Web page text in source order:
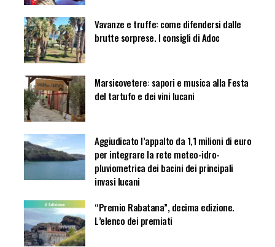
Vavanze e truffe: come difendersi dalle
brutte sorprese. I consigli di Adoc
Marsicovetere: sapori e musica alla Festa
del tartufo e dei vini lucani
Aggiudicato l’appalto da 1,1 milioni di euro
per integrare la rete meteo-idro-
pluviometrica dei bacini dei principali
invasi lucani
“Premio Rabatana”, decima edizione.
L’elenco dei premiati